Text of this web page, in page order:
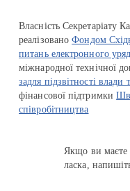
Власність Секретаріату
реалізованоФондом
питань електронного
міжнародної технічної
задля підзвітності влади
фінансової підтримки
співробітництва
Якщо ви маєте
ласка,